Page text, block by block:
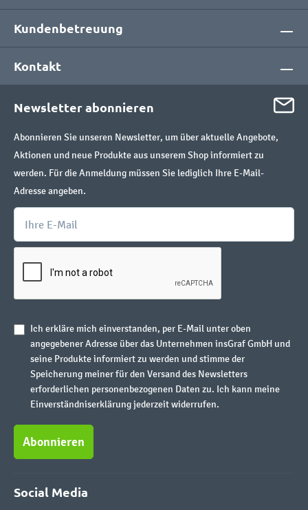
Kundenbetreuung
Kontakt
Newsletter abonnieren
Abonnieren Sie unseren Newsletter, um über aktuelle Angebote,
Aktionen und neue Produkte aus unserem Shop informiert zu
werden. Für die Anmeldung müssen Sie lediglich Ihre E-Mail-
Adresse angeben.
Ich erkläre mich einverstanden, per E-Mail unter oben
angegebener Adresse über das Unternehmen insGraf GmbH und
seine Produkte informiert zu werden und stimme der
Speicherung meiner für den Versand des Newsletters
erforderlichen personenbezogenen Daten zu. Ich kann meine
Einverständniserklärung jederzeit widerrufen.
Abonnieren
Social Media